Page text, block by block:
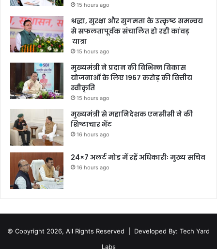
15 hours ago
श्रद्धा, सुरक्षा और सुगमता के उत्कृष्ट समन्वय
से सफलतापूर्वक संचालित हो रही कांवड़
यात्रा
15 hours ago
मुख्यमंत्री ने प्रदान की विभिन्न विकास
योजनाओं के लिए 1967 करोड़ की वित्तीय
स्वीकृति
15 hours ago
मुख्यमंत्री से महानिदेशक एनसीसी ने की
शिष्टाचार भेंट
16 hours ago
24×7 अलर्ट मोड में रहें अधिकारीः मुख्य सचिव
16 hours ago
© Copyright 2026, All Rights Reserved | Developed By: Tech Yard
Labs